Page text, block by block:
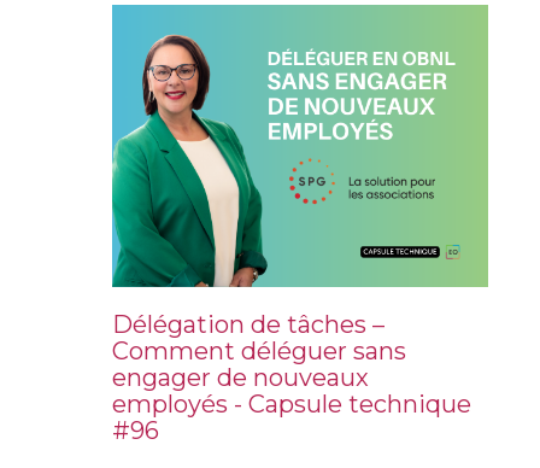
Délégation de tâches –
Comment déléguer sans
engager de nouveaux
employés - Capsule technique
#96